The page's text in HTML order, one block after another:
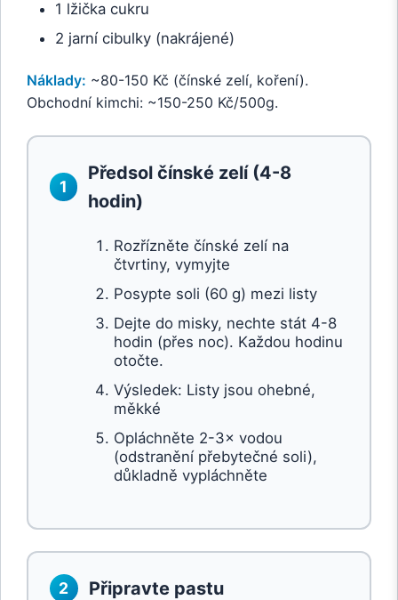
1 lžička cukru
2 jarní cibulky (nakrájené)
Náklady: ~80-150 Kč (čínské zelí, koření).
Obchodní kimchi: ~150-250 Kč/500g.
1
Předsol čínské zelí (4-8
hodin)
Rozřízněte čínské zelí na
čtvrtiny, vymyjte
Posypte soli (60 g) mezi listy
Dejte do misky, nechte stát 4-8
hodin (přes noc). Každou hodinu
otočte.
Výsledek: Listy jsou ohebné,
měkké
Opláchněte 2-3× vodou
(odstranění přebytečné soli),
důkladně vypláchněte
2 Připravte pastu